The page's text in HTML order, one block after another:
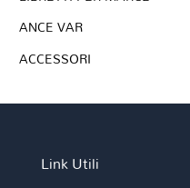
ANCE VAR
ACCESSORI
Link Utili